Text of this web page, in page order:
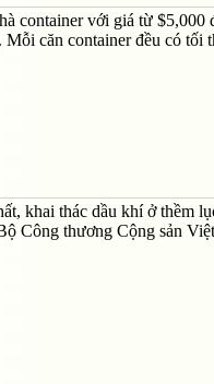
container với giá từ $5,000
căn container đều có tối
khai thác dầu khí ở thềm
Công thương Cộng sản